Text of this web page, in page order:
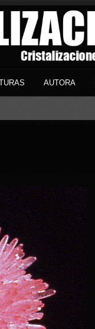
AUTORA